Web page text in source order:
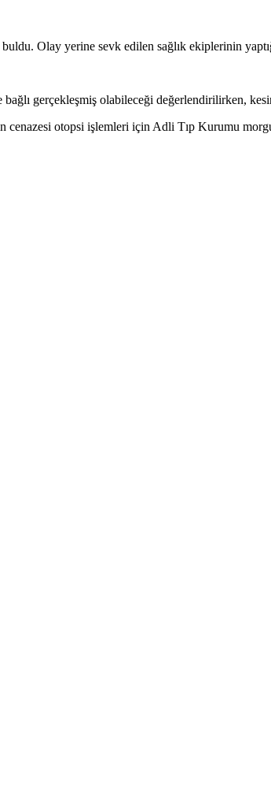
Olay yerine sevk edilen sağlık ekiplerinin
gerçekleşmiş olabileceği değerlendirilirken,
cenazesi otopsi işlemleri için Adli Tıp Kurumu